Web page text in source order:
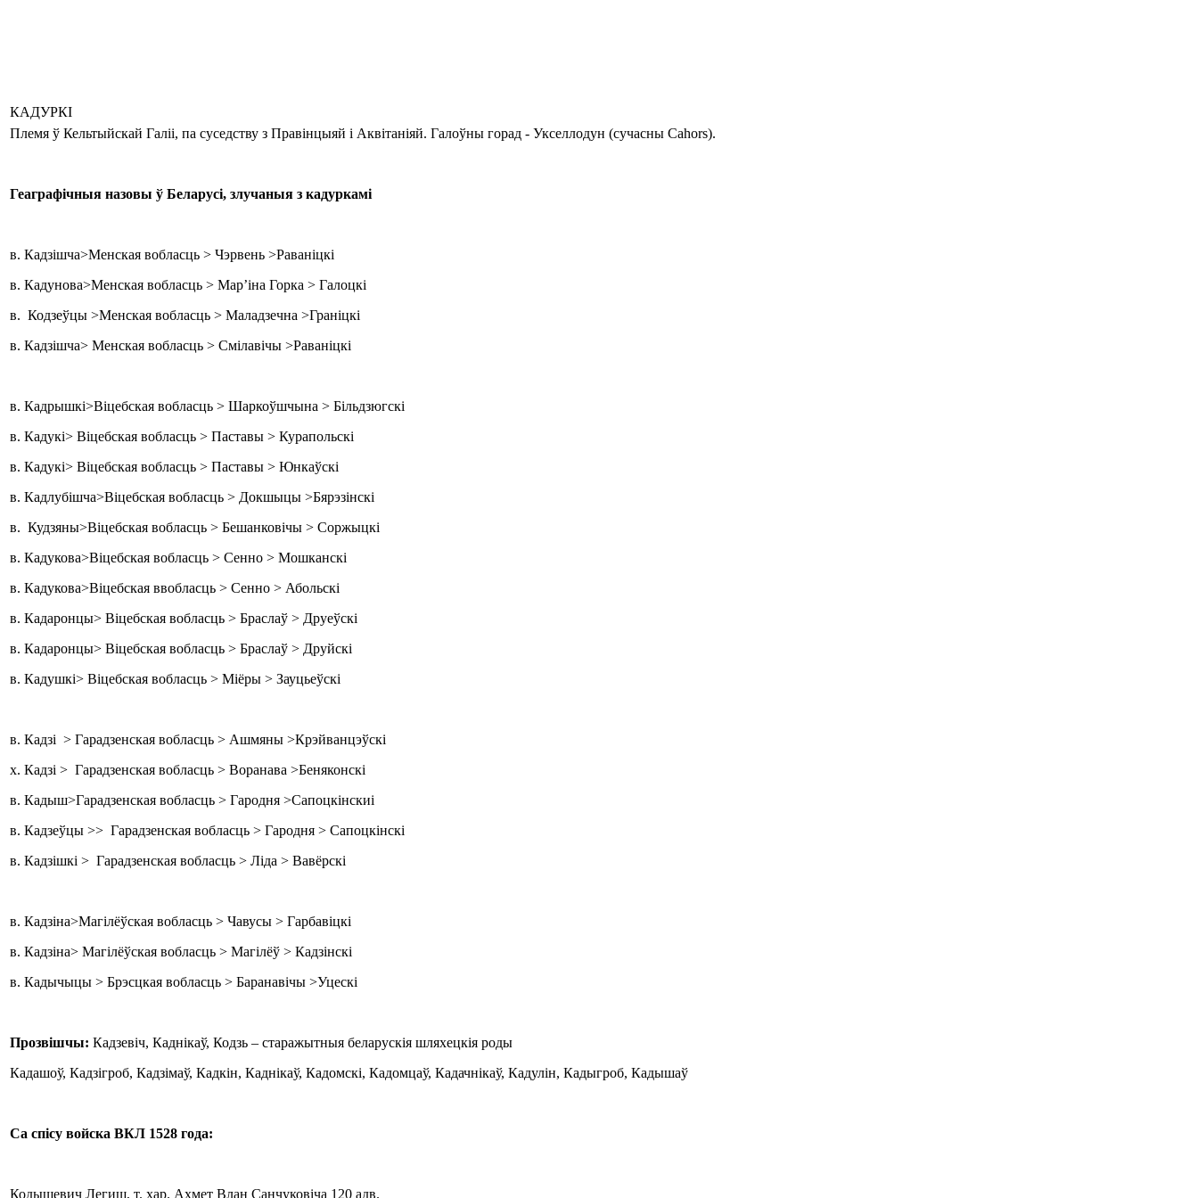
КАДУРКІ
Племя ў Кельтыйскай Галіі, па суседству з Правінцыяй і Аквітаніяй. Галоўны горад - Укселлодун (сучасны Cahors).
Геаграфічныя назовы ў Беларусі, злучаныя з кадуркамі
в. Кадзішча>Менская вобласць > Чэрвень >Раваніцкі
в. Кадунова>Менская вобласць > Мар’іна Горка > Галоцкі
в. Кодзеўцы >Менская вобласць > Маладзечна >Граніцкі
в. Кадзішча> Менская вобласць > Смілавічы >Раваніцкі
в. Кадрышкі>Віцебская вобласць > Шаркоўшчына > Більдзюгскі
в. Кадукі> Віцебская вобласць > Паставы > Курапольскі
в. Кадукі> Віцебская вобласць > Паставы > Юнкаўскі
в. Кадлубішча>Віцебская вобласць > Докшыцы >Бярэзінскі
в. Кудзяны>Віцебская вобласць > Бешанковічы > Соржыцкі
в. Кадукова>Віцебская вобласць > Сенно > Мошканскі
в. Кадукова>Віцебская ввобласць > Сенно > Абольскі
в. Кадаронцы> Віцебская вобласць > Браслаў > Друеўскі
в. Кадаронцы> Віцебская вобласць > Браслаў > Друйскі
в. Кадушкі> Віцебская вобласць > Міёры > Зауцьеўскі
в. Кадзі > Гарадзенская вобласць > Ашмяны >Крэйванцэўскі
х. Кадзі > Гарадзенская вобласць > Воранава >Беняконскі
в. Кадыш>Гарадзенская вобласць > Гародня >Сапоцкінскиі
в. Кадзеўцы >> Гарадзенская вобласць > Гародня > Сапоцкінскі
в. Кадзішкі > Гарадзенская вобласць > Ліда > Вавёрскі
в. Кадзіна>Магілёўская вобласць > Чавусы > Гарбавіцкі
в. Кадзіна> Магілёўская вобласць > Магілёў > Кадзінскі
в. Кадычыцы > Брэсцкая вобласць > Баранавічы >Уцескі
Прозвішчы: Кадзевіч, Каднікаў, Кодзь – старажытныя беларускія шляхецкія роды
Кадашоў, Кадзігроб, Кадзімаў, Кадкін, Каднікаў, Кадомскі, Кадомцаў, Кадачнікаў, Кадулін, Кадыгроб, Кадышаў
Са спісу войска ВКЛ 1528 года:
Кодышевич Легиш, т. хар. Ахмет Влан Санчуковiча 120 адв.